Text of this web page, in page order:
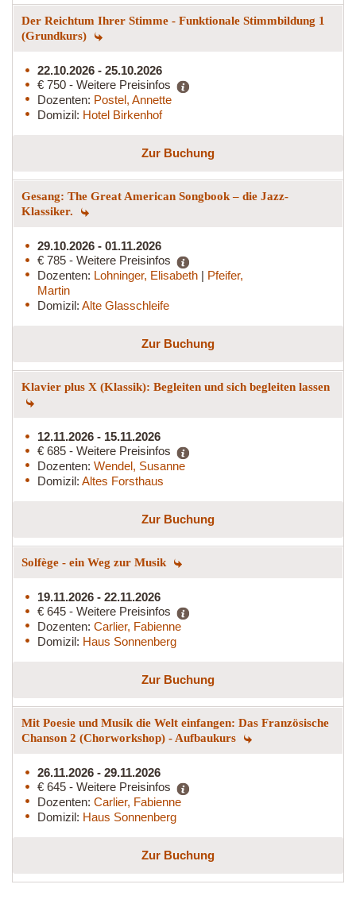
Der Reichtum Ihrer Stimme - Funktionale Stimmbildung 1
(Grundkurs)
22.10.2026 - 25.10.2026
€ 750 - Weitere Preisinfos
Dozenten: Postel, Annette
Domizil: Hotel Birkenhof
Zur Buchung
Gesang: The Great American Songbook – die Jazz-
Klassiker.
29.10.2026 - 01.11.2026
€ 785 - Weitere Preisinfos
Dozenten: Lohninger, Elisabeth | Pfeifer,
Martin
Domizil: Alte Glasschleife
Zur Buchung
Klavier plus X (Klassik): Begleiten und sich begleiten lassen
12.11.2026 - 15.11.2026
€ 685 - Weitere Preisinfos
Dozenten: Wendel, Susanne
Domizil: Altes Forsthaus
Zur Buchung
Solfège - ein Weg zur Musik
19.11.2026 - 22.11.2026
€ 645 - Weitere Preisinfos
Dozenten: Carlier, Fabienne
Domizil: Haus Sonnenberg
Zur Buchung
Mit Poesie und Musik die Welt einfangen: Das Französische
Chanson 2 (Chorworkshop) - Aufbaukurs
26.11.2026 - 29.11.2026
€ 645 - Weitere Preisinfos
Dozenten: Carlier, Fabienne
Domizil: Haus Sonnenberg
Zur Buchung